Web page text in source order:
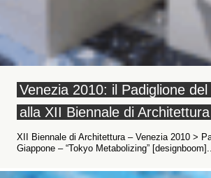
Venezia 2010: il Padiglione
alla XII Biennale di Architettura
XII Biennale di Architettura – Venezia 2010 >
Giappone – “Tokyo Metabolizing”